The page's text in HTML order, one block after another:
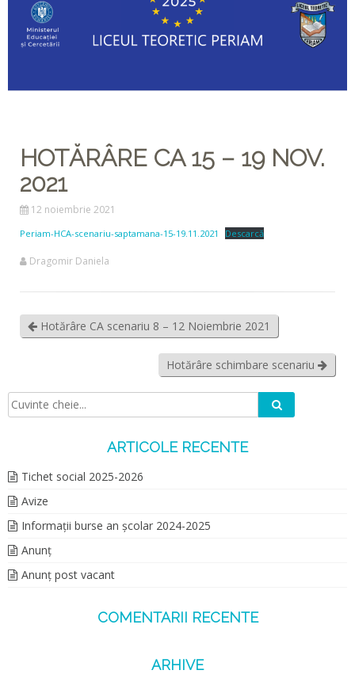
HOTĂRÂRE CA 15 – 19 NOV.
2021
12 noiembrie 2021
Periam-HCA-scenariu-saptamana-15-19.11.2021 Descarcă
Dragomir Daniela
Hotărâre CA scenariu 8 – 12 Noiembrie 2021
Hotărâre schimbare scenariu
ARTICOLE RECENTE
Tichet social 2025-2026
Avize
Informații burse an școlar 2024-2025
Anunț
Anunț post vacant
COMENTARII RECENTE
ARHIVE